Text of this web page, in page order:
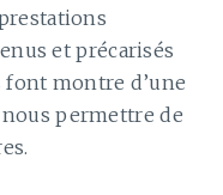
et précarisés
font montre d’une
permettre de